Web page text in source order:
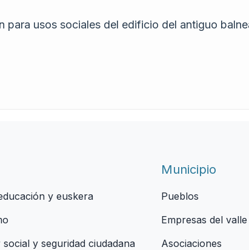
usos sociales del edificio del antiguo
y euskera
social y seguridad ciudadana
Municipio
Pueblos
Empresas del valle
Asociaciones